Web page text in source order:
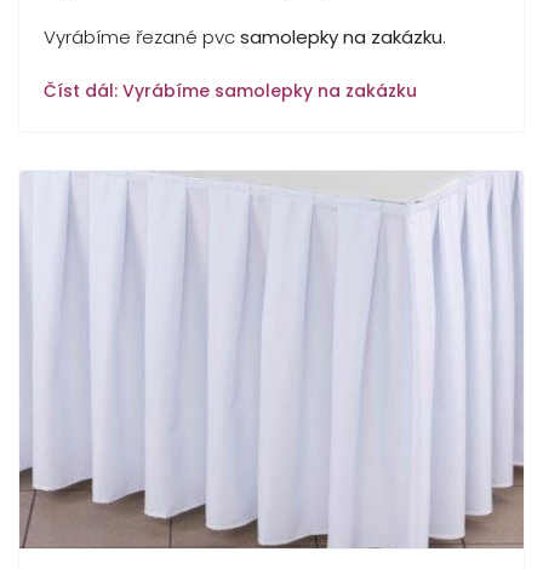
Vyrábíme řezané pvcsamolepky na zakázku.
Číst dál: Vyrábíme samolepky na zakázku